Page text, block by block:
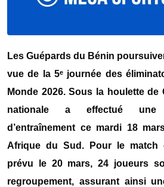
Les Guépards du Bénin
vue de la 5ᵉ journée des
Monde 2026. Sous la houlette de
nationale a effectué une
d’entraînement ce mardi 18
Afrique du Sud. Pour le match
prévu le 20 mars, 24 joueurs
regroupement, assurant ainsi